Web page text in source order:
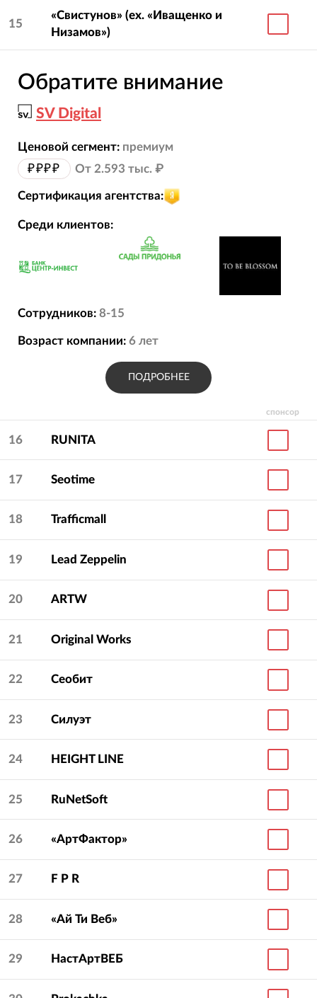
15
«Свистунов» (ex. «Иващенко и
Низамов»)
спонсор
Обратите внимание
SV Digital
Ценовой сегмент: премиум
₽₽₽₽ От 2.593 тыс. ₽
Сертификация агентства:
Среди клиентов:
Сотрудников: 8-15
Возраст компании: 6 лет
ПОДРОБНЕЕ
16 RUNITA
17 Seotime
18 Trafficmall
19 Lead Zeppelin
20 ARTW
21 Original Works
22 Сеобит
23 Силуэт
24 HEIGHT LINE
25 RuNetSoft
26 «АртФактор»
27 F P R
28 «Ай Ти Веб»
29 НастАртВЕБ